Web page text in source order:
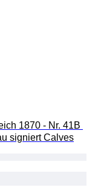
1870 - Nr. 41B
signiert Calves